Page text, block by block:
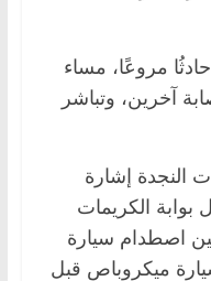
مروعًا، مساء
أسفر عن وفاة 18 وإصابة آخرين، وتباشر
النجدة إشارة
الكريمات
اصطدام سيارة
ميكروباص قبل